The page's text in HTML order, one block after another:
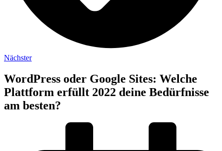
Nächster
WordPress oder Google Sites: Welche
Plattform erfüllt 2022 deine Bedürfnisse
am besten?